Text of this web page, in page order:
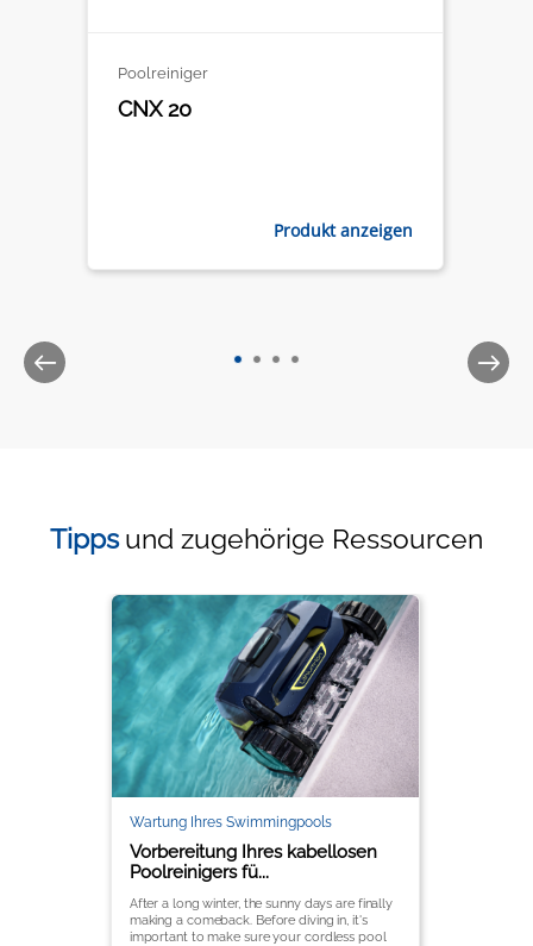
Poolreiniger
CNX 20
Produkt anzeigen
Tipps und zugehörige Ressourcen
Wartung Ihres Swimmingpools
Vorbereitung Ihres kabellosen
Poolreinigers fü...
After a long winter, the sunny days are finally
making a comeback. Before diving in, it's
important to make sure your cordless pool